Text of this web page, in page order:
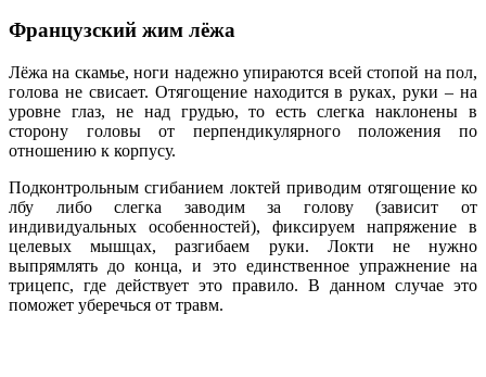
Французский жим лёжа
Лёжа на скамье, ноги надежно упираются всей стопой на пол,
голова не свисает. Отягощение находится в руках, руки – на
уровне глаз, не над грудью, то есть слегка наклонены в
сторону головы от перпендикулярного положения по
отношению к корпусу.
Подконтрольным сгибанием локтей приводим отягощение ко
лбу либо слегка заводим за голову (зависит от
индивидуальных особенностей), фиксируем напряжение в
целевых мышцах, разгибаем руки. Локти не нужно
выпрямлять до конца, и это единственное упражнение на
трицепс, где действует это правило. В данном случае это
поможет уберечься от травм.